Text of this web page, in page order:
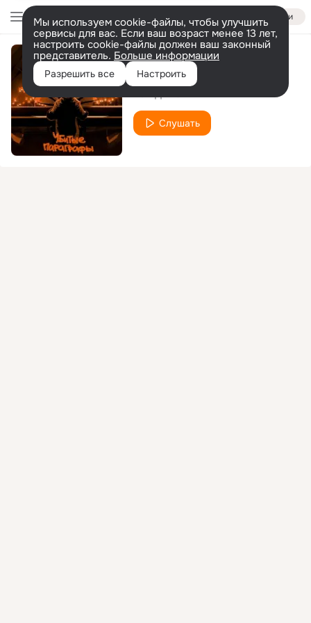
Войти
Мы используем cookie-файлы, чтобы улучшить
сервисы для вас. Если ваш возраст менее 13 лет,
настроить cookie-файлы должен ваш законный
представитель. Больше информации
Разрешить все Настроить
рэп самобыт
Слушать